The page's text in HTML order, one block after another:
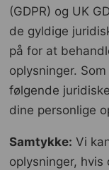
(GDPR) og UK
de gyldige
på for at
oplysninger.
følgende
dine personlige
Samtykke: Vi
oplysninger,